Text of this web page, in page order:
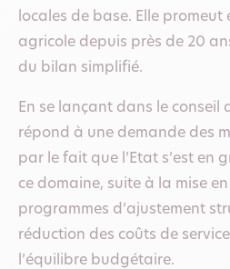
locales de base. Elle promeut
agricole depuis près de 20
du bilan simplifié.
En se lançant dans le conseil
répond à une demande des
par le fait que l’Etat s’est en
ce domaine, suite à la mise
programmes d’ajustement
réduction des coûts de
l’équilibre budgétaire.